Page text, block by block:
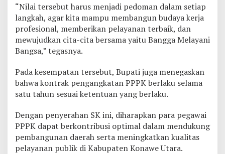
S
N
e
r
H
A
K
“Nilai tersebut harus menjadi pedoman dalam setiap
langkah, agar kita mampu membangun budaya kerja
profesional, memberikan pelayanan terbaik, dan
mewujudkan cita-cita bersama yaitu Bangga Melayani
Bangsa,” tegasnya.
Pada kesempatan tersebut, Bupati juga menegaskan
bahwa kontrak pengangkatan PPPK berlaku selama
satu tahun sesuai ketentuan yang berlaku.
Dengan penyerahan SK ini, diharapkan para pegawai
PPPK dapat berkontribusi optimal dalam mendukung
pembangunan daerah serta meningkatkan kualitas
pelayanan publik di Kabupaten Konawe Utara.